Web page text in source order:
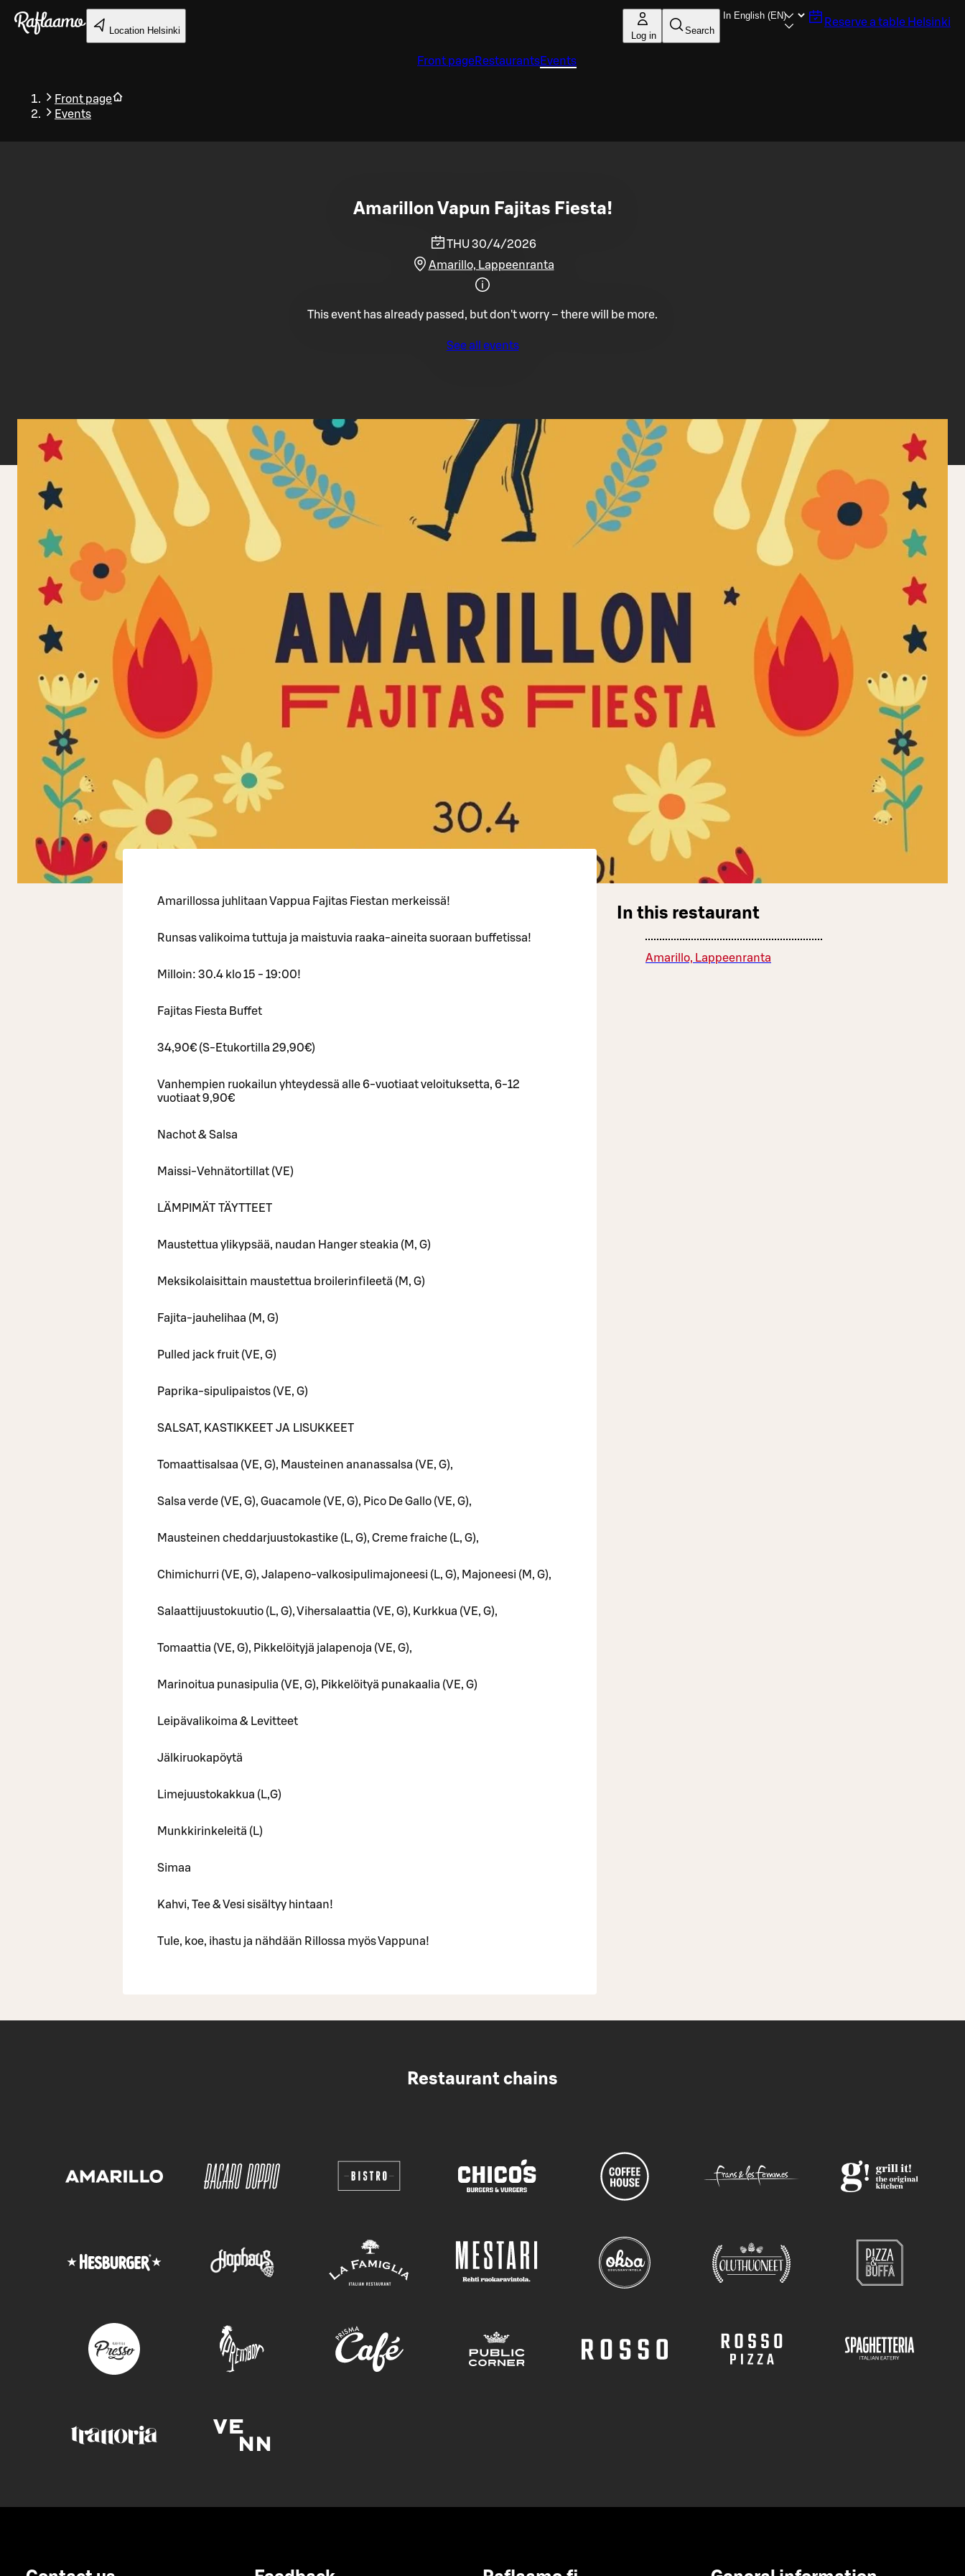
Skip to main content
Location Helsinki Log in Search
Reserve a table Helsinki
Front pageRestaurantsEvents
Front page
Events
Back
Amarillon Vapun Fajitas Fiesta!
THU 30/4/2026
Amarillo, Lappeenranta
This event has already passed, but don't worry – there will be more.
See all events
Amarillossa juhlitaan Vappua Fajitas Fiestan merkeissä!
Runsas valikoima tuttuja ja maistuvia raaka-aineita suoraan buffetissa!
Milloin: 30.4 klo 15 - 19:00!
Fajitas Fiesta Buffet
34,90€ (S-Etukortilla 29,90€)
Vanhempien ruokailun yhteydessä alle 6-vuotiaat veloituksetta, 6-12
vuotiaat 9,90€
Nachot & Salsa
Maissi-Vehnätortillat (VE)
LÄMPIMÄT TÄYTTEET
Maustettua ylikypsää, naudan Hanger steakia (M, G)
Meksikolaisittain maustettua broilerinfileetä (M, G)
Fajita-jauhelihaa (M, G)
Pulled jack fruit (VE, G)
Paprika-sipulipaistos (VE, G)
SALSAT, KASTIKKEET JA LISUKKEET
Tomaattisalsaa (VE, G), Mausteinen ananassalsa (VE, G),
Salsa verde (VE, G), Guacamole (VE, G), Pico De Gallo (VE, G),
Mausteinen cheddarjuustokastike (L, G), Creme fraiche (L, G),
Chimichurri (VE, G), Jalapeno-valkosipulimajoneesi (L, G), Majoneesi (M, G),
Salaattijuustokuutio (L, G), Vihersalaattia (VE, G), Kurkkua (VE, G),
Tomaattia (VE, G), Pikkelöityjä jalapenoja (VE, G),
Marinoitua punasipulia (VE, G), Pikkelöityä punakaalia (VE, G)
Leipävalikoima & Levitteet
Jälkiruokapöytä
Limejuustokakkua (L,G)
Munkkirinkeleitä (L)
Simaa
Kahvi, Tee & Vesi sisältyy hintaan!
Tule, koe, ihastu ja nähdään Rillossa myös Vappuna!
In this restaurant
Amarillo, Lappeenranta
Restaurant chains